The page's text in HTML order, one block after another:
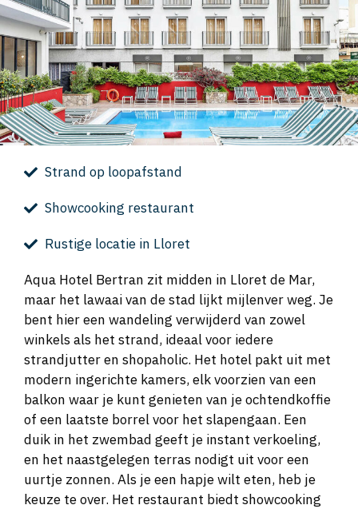
Strand op loopafstand
Showcooking restaurant
Rustige locatie in Lloret
Aqua Hotel Bertran zit midden in Lloret de Mar,
maar het lawaai van de stad lijkt mijlenver weg. Je
bent hier een wandeling verwijderd van zowel
winkels als het strand, ideaal voor iedere
strandjutter en shopaholic. Het hotel pakt uit met
modern ingerichte kamers, elk voorzien van een
balkon waar je kunt genieten van je ochtendkoffie
of een laatste borrel voor het slapengaan. Een
duik in het zwembad geeft je instant verkoeling,
en het naastgelegen terras nodigt uit voor een
uurtje zonnen. Als je een hapje wilt eten, heb je
keuze te over. Het restaurant biedt showcooking